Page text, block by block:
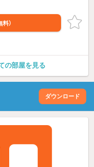
料）
の部屋を見る
ダウンロード